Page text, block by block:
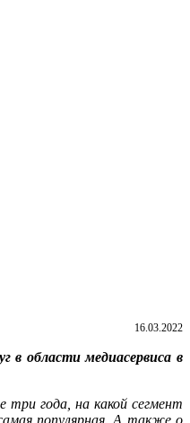
16.03.2022
в области медиасервиса в
три года, на какой сегмент
популярная. А также о